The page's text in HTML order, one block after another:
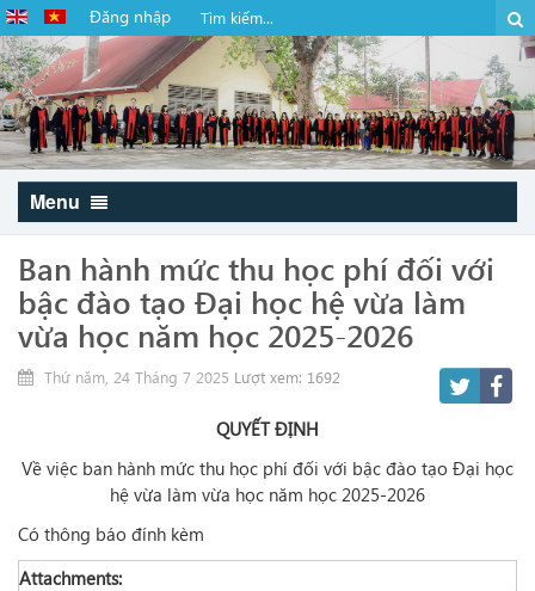
Đăng nhập
Menu
Ban hành mức thu học phí đối với
bậc đào tạo Đại học hệ vừa làm
vừa học năm học 2025-2026
Thứ năm, 24 Tháng 7 2025 Lượt xem: 1692
QUYẾT ĐỊNH
Về việc ban hành mức thu học phí đối với bậc đào tạo Đại học
hệ vừa làm vừa học năm học 2025-2026
Có thông báo đính kèm
Attachments: